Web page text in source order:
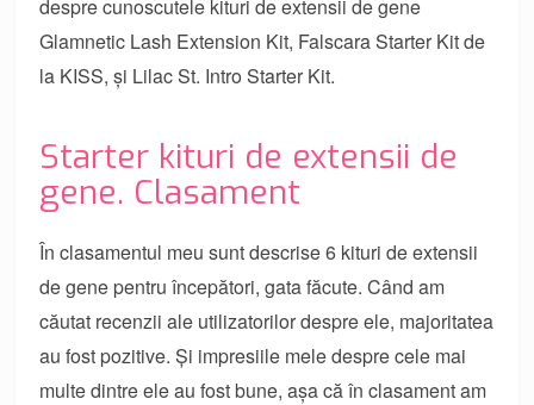
despre cunoscutele kituri de extensii de gene
Glamnetic Lash Extension Kit, Falscara Starter Kit de
la KISS, și Lilac St. Intro Starter Kit.
Starter kituri de extensii de
gene. Clasament
În clasamentul meu sunt descrise 6 kituri de extensii
de gene pentru începători, gata făcute. Când am
căutat recenzii ale utilizatorilor despre ele, majoritatea
au fost pozitive. Și impresiile mele despre cele mai
multe dintre ele au fost bune, așa că în clasament am